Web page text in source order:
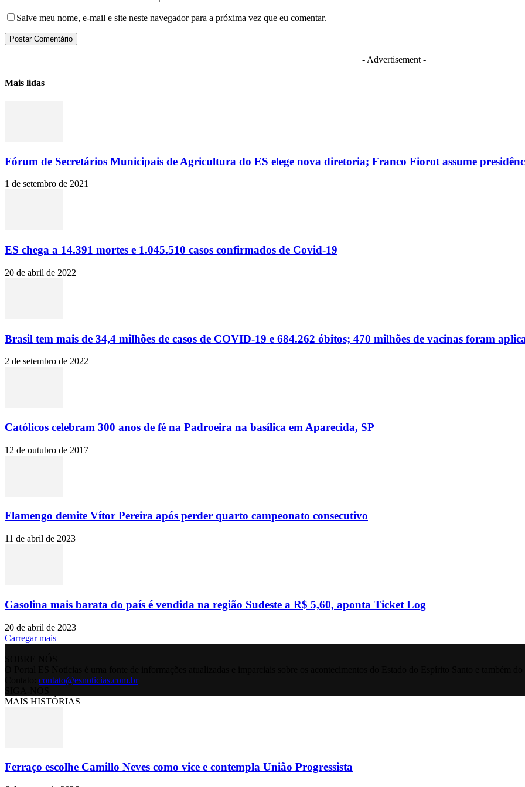
Salve meu nome, e-mail e site neste navegador para a próxima vez que eu comentar.
- Advertisement -
Mais lidas
Fórum de Secretários Municipais de Agricultura do ES elege nova diretoria; Franco Fiorot assume
1 de setembro de 2021
ES chega a 14.391 mortes e 1.045.510 casos confirmados de Covid-19
20 de abril de 2022
Brasil tem mais de 34,4 milhões de casos de COVID-19 e 684.262 óbitos; 470 milhões de vacinas foram
2 de setembro de 2022
Católicos celebram 300 anos de fé na Padroeira na basílica em Aparecida, SP
12 de outubro de 2017
Flamengo demite Vítor Pereira após perder quarto campeonato consecutivo
11 de abril de 2023
Gasolina mais barata do país é vendida na região Sudeste a R$ 5,60, aponta Ticket Log
20 de abril de 2023
Carregar mais
contato@esnoticias.com.br
MAIS HISTÓRIAS
Ferraço escolhe Camillo Neves como vice e contempla União Progressista